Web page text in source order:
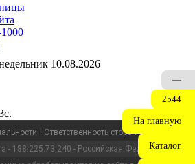
10.08.2026
Ответственность сторон
- 188.225.73.240 - Российская Федерация
—
2544
На главную
Каталог